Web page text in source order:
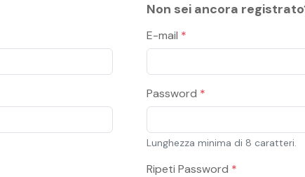
Non sei ancora
E-mail *
Password *
Lunghezza minima di 8 caratteri.
Ripeti Password *